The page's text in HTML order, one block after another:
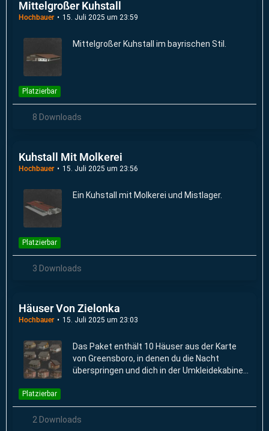
Mittelgroßer Kuhstall
Hochbauer 15. Juli 2025 um 23:59
Mittelgroßer Kuhstall im bayrischen Stil.
Platzierbar
8 Downloads
Kuhstall Mit Molkerei
Hochbauer 15. Juli 2025 um 23:56
Ein Kuhstall mit Molkerei und Mistlager.
Platzierbar
3 Downloads
Häuser Von Zielonka
Hochbauer 15. Juli 2025 um 23:03
Das Paket enthält 10 Häuser aus der Karte
von Greensboro, in denen du die Nacht
überspringen und dich in der Umkleidekabine
Platzierbar
2 Downloads